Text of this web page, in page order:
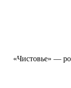
«Чистовье» —